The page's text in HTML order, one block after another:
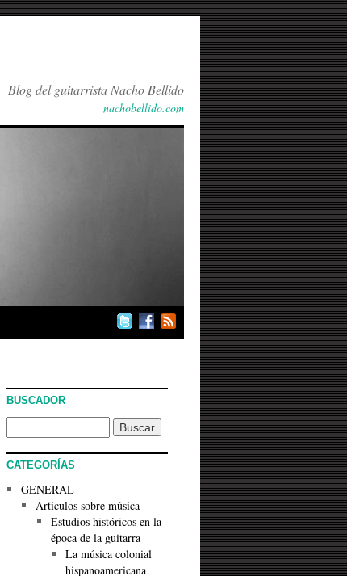
Blog del guitarrista Nacho Bellido
nachobellido.com
BUSCADOR
CATEGORÍAS
GENERAL
Artículos sobre música
Estudios históricos en la
época de la guitarra
La música colonial
hispanoamericana